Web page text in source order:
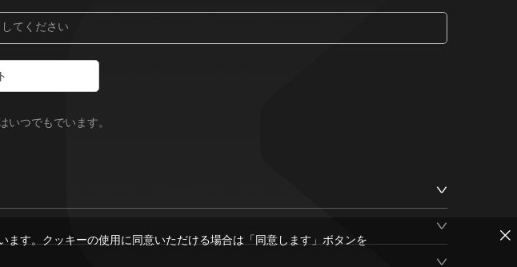
いつでもでいます。
す。クッキーの使用に同意いただける場合は「同意します」ボタンを